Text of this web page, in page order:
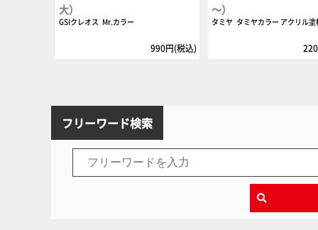
大）
GSIクレオス Mr.カラー
990円(税込)
～）
タミヤ タミヤカラー アクリル
フリーワード検索